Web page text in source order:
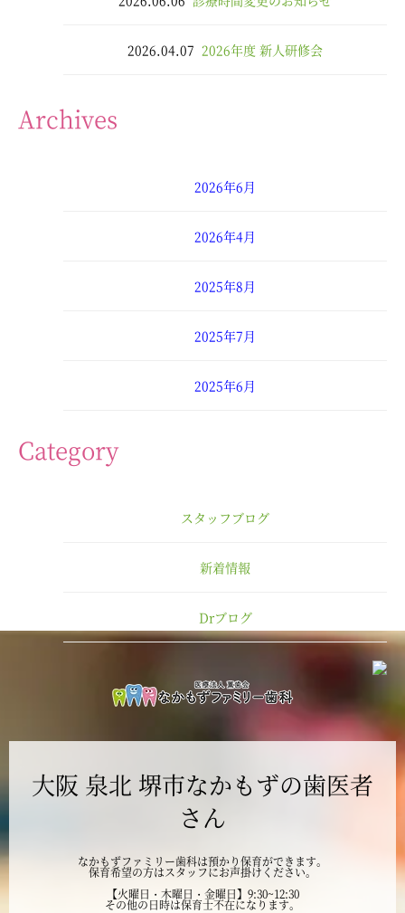
2026.04.07 2026年度 新人研修会
Archives
2026年6月
2026年4月
2025年8月
2025年7月
2025年6月
2024年12月
2024年11月
2024年9月
2024年8月
2024年7月
Category
スタッフブログ
新着情報
Drブログ
大阪 泉北 堺市なかもずの歯医者
さん
なかもずファミリー歯科は預かり保育ができます。
保育希望の方はスタッフにお声掛けください。
【火曜日・木曜日・金曜日】9:30~12:30
その他の日時は保育士不在になります。